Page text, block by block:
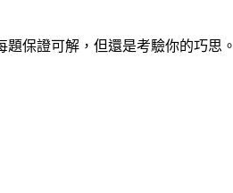
題保證可解，但還是考驗你的巧思。